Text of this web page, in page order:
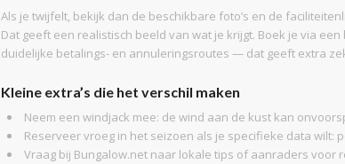
Als je twijfelt, bekijk dan de beschikbare foto’s en de
Dat geeft een realistisch beeld van wat je krijgt. Boek je via
duidelijke betalings- en annuleringsroutes — dat geeft extra
Kleine extra’s die het verschil maken
Neem een windjack mee: de wind aan de kust kan
Reserveer vroeg in het seizoen als je specifieke data
Vraag bij Bungalow.net naar lokale tips of aanraders